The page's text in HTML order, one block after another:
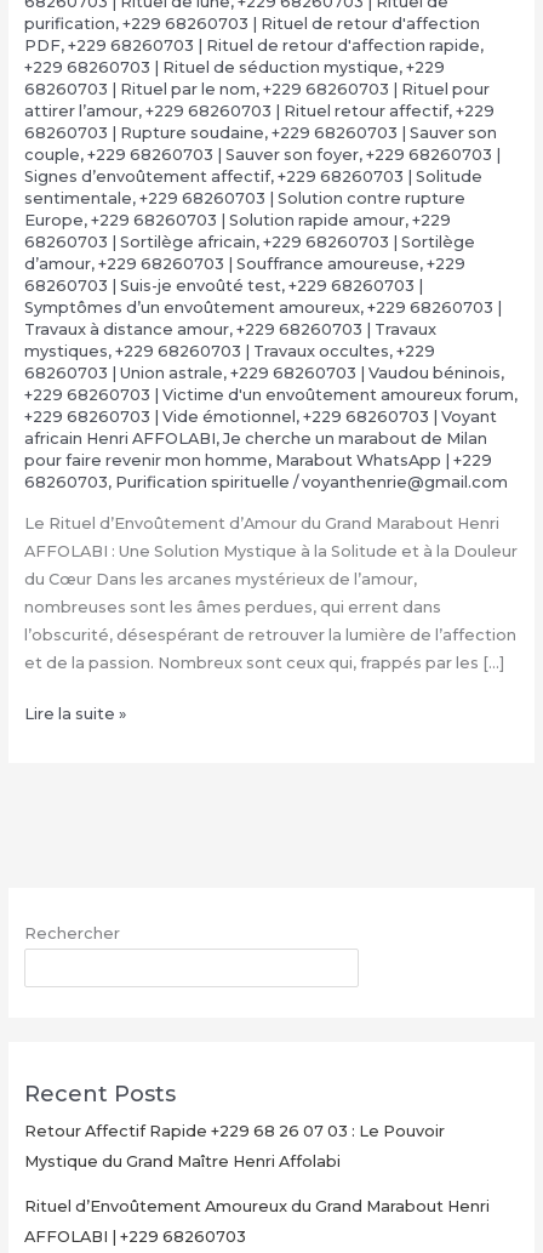
purification, +229 68260703 | Rituel de retour d'affection
PDF, +229 68260703 | Rituel de retour d'affection rapide,
+229 68260703 | Rituel de séduction mystique, +229
68260703 | Rituel par le nom, +229 68260703 | Rituel pour
attirer l’amour, +229 68260703 | Rituel retour affectif, +229
68260703 | Rupture soudaine, +229 68260703 | Sauver son
couple, +229 68260703 | Sauver son foyer, +229 68260703 |
Signes d’envoûtement affectif, +229 68260703 | Solitude
sentimentale, +229 68260703 | Solution contre rupture
Europe, +229 68260703 | Solution rapide amour, +229
68260703 | Sortilège africain, +229 68260703 | Sortilège
d’amour, +229 68260703 | Souffrance amoureuse, +229
68260703 | Suis-je envoûté test, +229 68260703 |
Symptômes d’un envoûtement amoureux, +229 68260703 |
Travaux à distance amour, +229 68260703 | Travaux
mystiques, +229 68260703 | Travaux occultes, +229
68260703 | Union astrale, +229 68260703 | Vaudou béninois,
+229 68260703 | Victime d'un envoûtement amoureux forum,
+229 68260703 | Vide émotionnel , +229 68260703 | Voyant
africain Henri AFFOLABI, Je cherche un marabout de Milan
pour faire revenir mon homme, Marabout WhatsApp | +229
68260703, Purification spirituelle /voyanthenrie@gmail.com
Le Rituel d’Envoûtement d’Amour du Grand Marabout Henri
AFFOLABI : Une Solution Mystique à la Solitude et à la Douleur
du Cœur Dans les arcanes mystérieux de l’amour,
nombreuses sont les âmes perdues, qui errent dans
l’obscurité, désespérant de retrouver la lumière de l’affection
et de la passion. Nombreux sont ceux qui, frappés par les […]
Rituel
|
68260703
Lire la suite »
Rechercher
Recent Posts
Retour Affectif Rapide +229 68 26 07 03 : Le Pouvoir
Mystique du Grand Maître Henri Affolabi
Rituel d’Envoûtement Amoureux du Grand Marabout Henri
AFFOLABI | +229 68260703